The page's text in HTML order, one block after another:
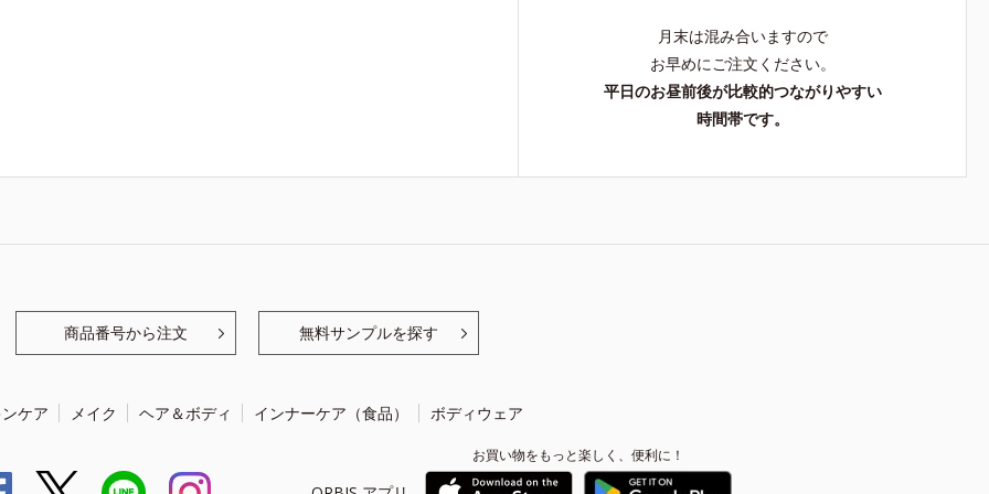
月末は混み合いますので
お早めにご注文ください。
平日のお昼前後が比較的つながりやすい
時間帯です。
商品番号から注文 無料サンプルを探す
ケア メイク ヘア＆ボディ インナーケア（食品） ボディウェア
お買い物をもっと楽しく、便利に！